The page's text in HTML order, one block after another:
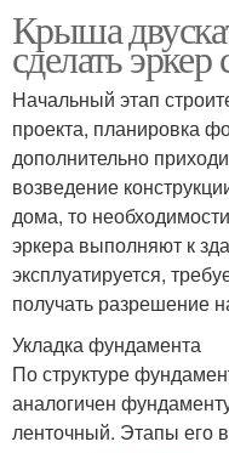
Крыша
сделать
Начальный этап
проекта, планировка
дополнительно
возведение
дома, то
эркера выполняют к
эксплуатируется,
получать разрешение
Укладка фундамента
По структуре
аналогичен
ленточный. Этапы его